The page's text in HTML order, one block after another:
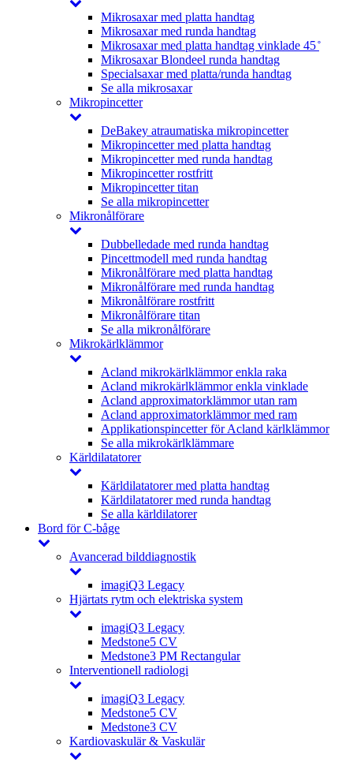
Mikrosaxar med platta handtag
Mikrosaxar med runda handtag
Mikrosaxar med platta handtag vinklade 45 ̊
Mikrosaxar Blondeel runda handtag
Specialsaxar med platta/runda handtag
Se alla mikrosaxar
Mikropincetter
DeBakey atraumatiska mikropincetter
Mikropincetter med platta handtag
Mikropincetter med runda handtag
Mikropincetter rostfritt
Mikropincetter titan
Se alla mikropincetter
Mikronålförare
Dubbelledade med runda handtag
Pincettmodell med runda handtag
Mikronålförare med platta handtag
Mikronålförare med runda handtag
Mikronålförare rostfritt
Mikronålförare titan
Se alla mikronålförare
Mikrokärlklämmor
Acland mikrokärlklämmor enkla raka
Acland mikrokärlklämmor enkla vinklade
Acland approximatorklämmor utan ram
Acland approximatorklämmor med ram
Applikationspincetter för Acland kärlklämmor
Se alla mikrokärlklämmare
Kärldilatatorer
Kärldilatatorer med platta handtag
Kärldilatatorer med runda handtag
Se alla kärldilatorer
Bord för C-båge
Avancerad bilddiagnostik
imagiQ3 Legacy
Hjärtats rytm och elektriska system
imagiQ3 Legacy
Medstone5 CV
Medstone3 PM Rectangular
Interventionell radiologi
imagiQ3 Legacy
Medstone5 CV
Medstone3 CV
Kardiovaskulär & Vaskulär